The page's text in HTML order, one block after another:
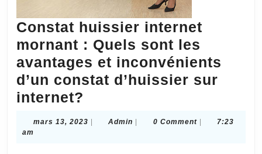
Constat huissier internet
mornant : Quels sont les
avantages et inconvénients
d’un constat d’huissier sur
internet?
internet
mars 13, 2023 mars
| Admin Admin
| 0 Comment |
7:23
am